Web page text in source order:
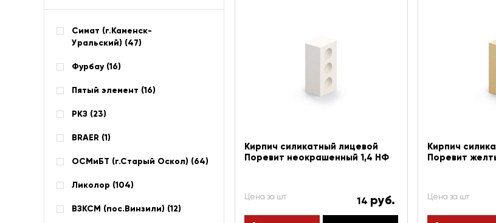
Симат (г.Каменск-
Уральский) (47)
Фурбау (16)
Пятый элемент (16)
РКЗ (23)
BRAER (1)
ОСМиБТ (г.Старый Оскол) (64)
Ликолор (104)
ВЗКСМ (пос.Винзили) (12)
Кирпич силикатный лицевой
Поревит неокрашенный 1,4 НФ
Цена за шт 14 руб.
Кирпич
Поревит
Цена за шт